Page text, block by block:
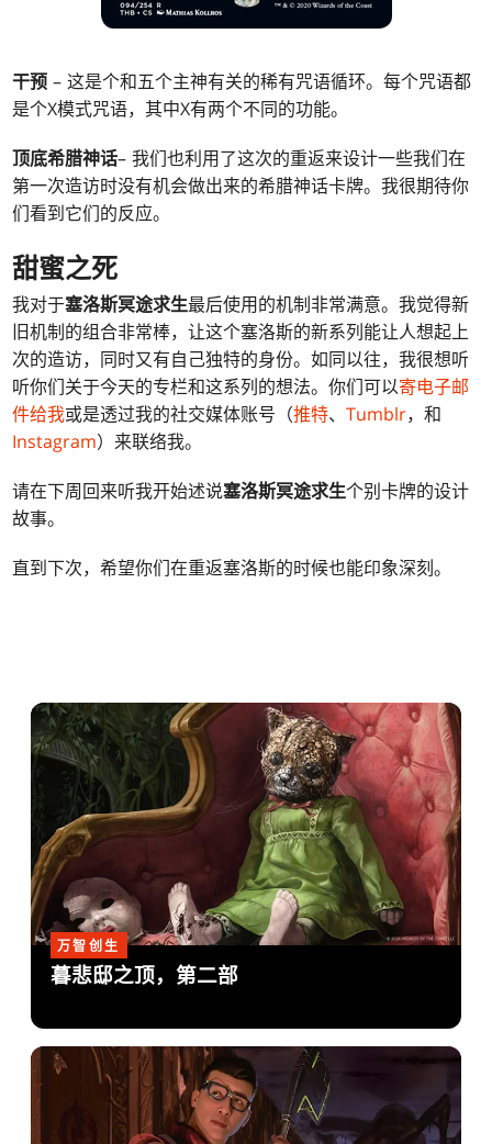
干预 – 这是个和五个主神有关的稀有咒语循环。每个咒语都
是个X模式咒语，其中X有两个不同的功能。
顶底希腊神话– 我们也利用了这次的重返来设计一些我们在
第一次造访时没有机会做出来的希腊神话卡牌。我很期待你
们看到它们的反应。
甜蜜之死
我对于塞洛斯冥途求生最后使用的机制非常满意。我觉得新
旧机制的组合非常棒，让这个塞洛斯的新系列能让人想起上
次的造访，同时又有自己独特的身份。如同以往，我很想听
听你们关于今天的专栏和这系列的想法。你们可以寄电子邮
件给我或是透过我的社交媒体账号（推特、Tumblr，和
Instagram）来联络我。
请在下周回来听我开始述说塞洛斯冥途求生个别卡牌的设计
故事。
直到下次，希望你们在重返塞洛斯的时候也能印象深刻。
万智创生
暮悲邸之顶，第二部